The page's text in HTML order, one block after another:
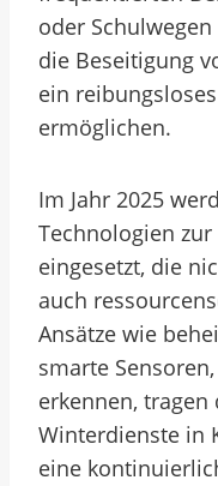
oder
die Beseitigung
ein
ermöglichen.
Im Jahr 2025
Technologien
eingesetzt, die
auch
Ansätze wie
smarte
erkennen, tragen
Winterdienste in
eine